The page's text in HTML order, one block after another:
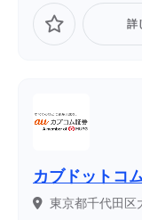
詳
カブドットコ
東京都千代田